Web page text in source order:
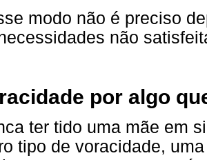
modo não é preciso
não
por algo
ter tido uma mãe em
tipo de voracidade,